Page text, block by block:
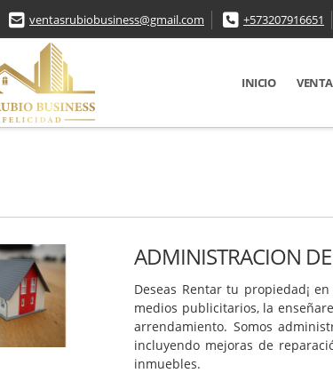
ventasrubiobusiness@gmail.com +573207916651
INICIO VENTA
ADMINISTRACION
Deseas Rentar tu propiedad¡
medios publicitarios, la
arrendamiento. Somos
incluyendo mejoras de
inmuebles.